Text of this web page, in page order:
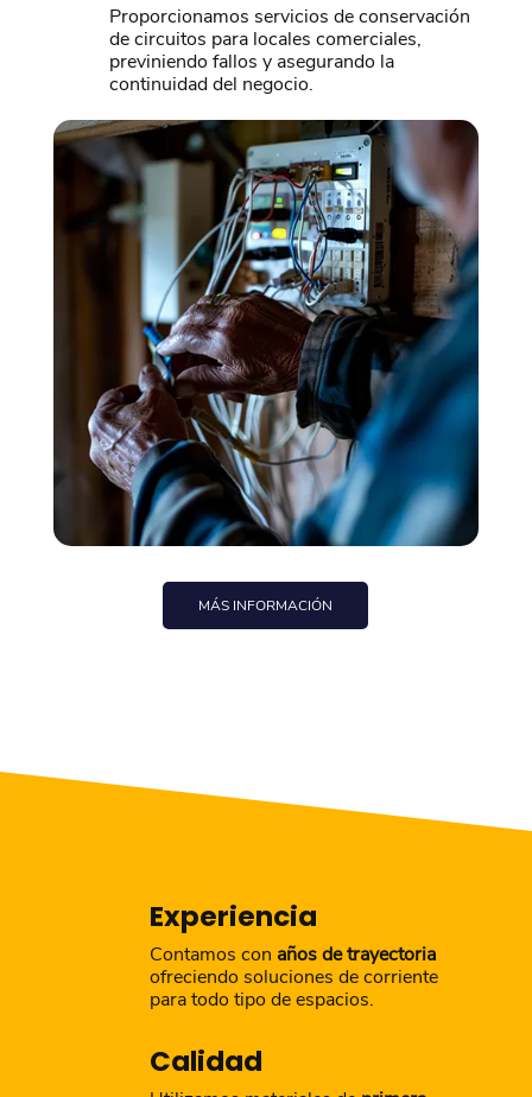
MÁS INFORMACIÓN
Proporcionamos servicios de conservación
de circuitos para locales comerciales,
previniendo fallos y asegurando la
continuidad del negocio.
Experiencia
Contamos con años de trayectoria
ofreciendo soluciones de corriente
para todo tipo de espacios.
Calidad